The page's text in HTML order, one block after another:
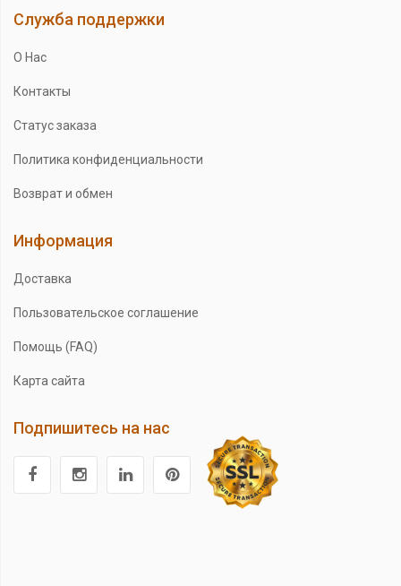
Служба поддержки
О Нас
Контакты
Статус заказа
Политика конфиденциальности
Возврат и обмен
Информация
Доставка
Пользовательское соглашение
Помощь (FAQ)
Карта сайта
Подпишитесь на нас